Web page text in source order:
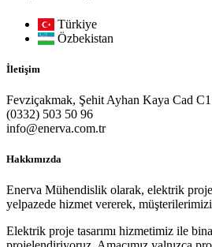
Türkiye
Özbekistan
İletişim
Fevziçakmak, Şehit Ayhan Kaya Cad
(0332) 503 50 96
info@enerva.com.tr
Hakkımızda
Enerva Mühendislik olarak, elektrik
yelpazede hizmet vererek,
Elektrik proje tasarımı hizmetimiz ile